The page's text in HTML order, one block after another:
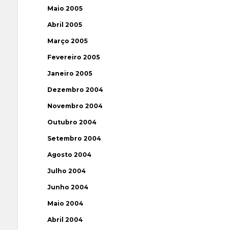
Maio 2005
Abril 2005
Março 2005
Fevereiro 2005
Janeiro 2005
Dezembro 2004
Novembro 2004
Outubro 2004
Setembro 2004
Agosto 2004
Julho 2004
Junho 2004
Maio 2004
Abril 2004